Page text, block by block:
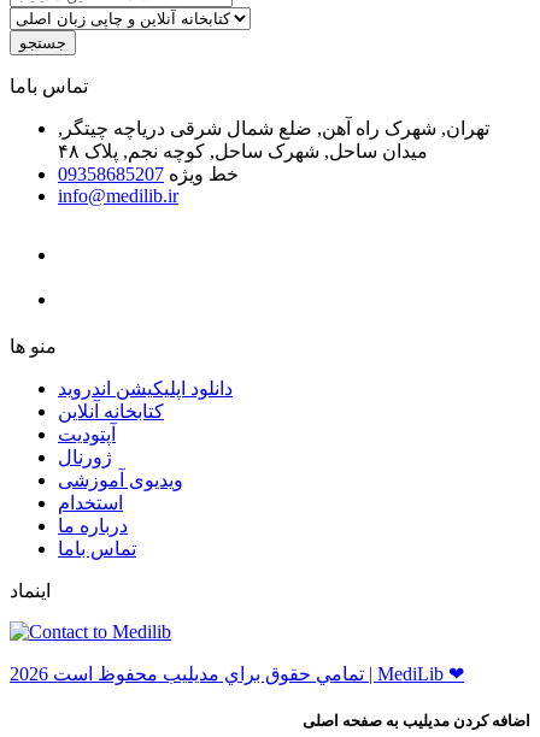
جستجو
ﺗﻤﺎﺱ ﺑﺎﻣﺎ
تهران, شهرک راه آهن, ضلع شمال شرقی دریاچه چیتگر,
میدان ساحل, شهرک ساحل, کوچه نجم, پلاک ۴۸
خط ویژه 09358685207
info@medilib.ir
ﻣﻨﻮ ﻫﺎ
دانلود اپلیکیشن اندروید
ﮐﺘﺎﺑﺨﺎﻧﻪ ﺁﻧﻼﯾﻦ
ﺁﭘﺘﻮﺩﯾﺖ
ﮊﻭﺭﻧﺎﻝ
ویدیوی آموزشی
استخدام
درباره ما
ﺗﻤﺎﺱ ﺑﺎﻣﺎ
اینماد
ﺗﻤﺎﻣﻲ ﺣﻘﻮﻕ ﺑﺮاﻱ ﻣﺪﻳﻠﻴﺐ ﻣﺤﻔﻮﻅ اﺳﺖ 2026 | MediLib ❤
اضافه کردن مدیلیب به صفحه اصلی